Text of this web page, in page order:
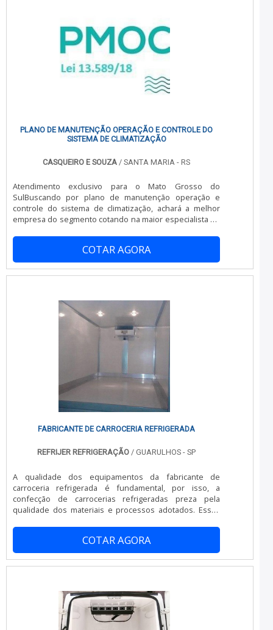
PLANO DE MANUTENÇÃO OPERAÇÃO E CONTROLE DO
SISTEMA DE CLIMATIZAÇÃO
CASQUEIRO E SOUZA / SANTA MARIA - RS
Atendimento exclusivo para o Mato Grosso do
SulBuscando por plano de manutenção operação e
controle do sistema de climatização, achará a melhor
empresa do segmento cotando na maior especialista do
do ramo.Quando o assunto é plano de manutenção
operação e controle do sistema de climatização, com a
Casqueiro e Souza é possível obter excelente custo-
benefício com assessoria técnica
eficientes de demonstrar competência e excelência em
sua área de atuação. A Casqueiro e Souza foca sua
energia em criar aos parceiros uma estrutura com:
Escritório de alta qualidade; Projetos bem estruturados;
Excelente custo-benefício.A Casqueiro e Souza
centraliza seus esforços em criar uma estrutura com
escritório de alta qualidade onde são realizadas as
atividades e estrutura suficiente para atender todas as
demandas, tudo pensando em plano de manutenção
operação e controle do sistema de climatização com
operação e controle do sistema de climatização, é
serviços com ótima qualidade e assertividade, pontos
empresas que visam apenas o lucro, deixando a desejar
nos outros fatores.DIFERENCIAIS PERTINENTES DA
EMPRESANa Casqueiro e Souza sempre tem a solução
mais buscada na área de projetos de refrigeração,
climatização e cozinhas industriais. É possível encontrar
uma grande variedade no portfólio como conserto de
equipamentos de cozinhas industriais e conserto de
câmaras frigoríficas com ótima qualidade e excelente
custo-benefício.Para tal sucesso, a empresa investiu em
despontado no mercado pela seriedade e qualidade.
COTAR AGORA
FABRICANTE DE CARROCERIA REFRIGERADA
REFRIJER REFRIGERAÇÃO / GUARULHOS - SP
A qualidade dos equipamentos da fabricante de
carroceria refrigerada é fundamental, por isso, a
confecção de carrocerias refrigeradas preza pela
qualidade dos materiais e processos adotados. Essas
estruturação necessária para quem trabalha com o
transporte e distribuição de mercadorias
refrigeradas.Uma empresa de carroceria refrigerada cria
equipamentos personalizados e diferenciados, que
COTAR AGORA